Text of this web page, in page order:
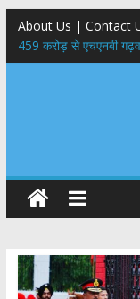
About Us | Contact
459 करोड़ से एचएनबी
शिक्षा मंत्री धन सिंह रावत
राष्ट्रीय हथकरघा दिवस
​धामी कैबिनेट का बड़ा
​हरिद्वार से वीरभद्र
सूर्या ने की देश व
24×7 अलर्ट मोड में रहें
की विस्तृत समीक्षा कहा-